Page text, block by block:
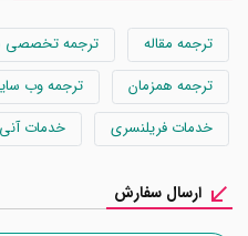
ترجمه مقاله ترجمه تخصصی
ترجمه همزمان
ترجمه وب
خدمات فریلنسری
خدمات آنی
ارسال سفارش